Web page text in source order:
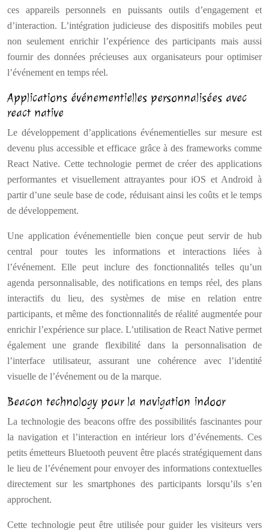
ces appareils personnels en puissants outils d’engagement et
d’interaction. L’intégration judicieuse des dispositifs mobiles peut
non seulement enrichir l’expérience des participants mais aussi
fournir des données précieuses aux organisateurs pour optimiser
l’événement en temps réel.
Applications événementielles personnalisées avec
react native
Le développement d’applications événementielles sur mesure est
devenu plus accessible et efficace grâce à des frameworks comme
React Native. Cette technologie permet de créer des applications
performantes et visuellement attrayantes pour iOS et Android à
partir d’une seule base de code, réduisant ainsi les coûts et le temps
de développement.
Une application événementielle bien conçue peut servir de hub
central pour toutes les informations et interactions liées à
l’événement. Elle peut inclure des fonctionnalités telles qu’un
agenda personnalisable, des notifications en temps réel, des plans
interactifs du lieu, des systèmes de mise en relation entre
participants, et même des fonctionnalités de réalité augmentée pour
enrichir l’expérience sur place. L’utilisation de React Native permet
également une grande flexibilité dans la personnalisation de
l’interface utilisateur, assurant une cohérence avec l’identité
visuelle de l’événement ou de la marque.
Beacon technology pour la navigation indoor
La technologie des beacons offre des possibilités fascinantes pour
la navigation et l’interaction en intérieur lors d’événements. Ces
petits émetteurs Bluetooth peuvent être placés stratégiquement dans
le lieu de l’événement pour envoyer des informations contextuelles
directement sur les smartphones des participants lorsqu’ils s’en
approchent.
Cette technologie peut être utilisée pour guider les visiteurs vers